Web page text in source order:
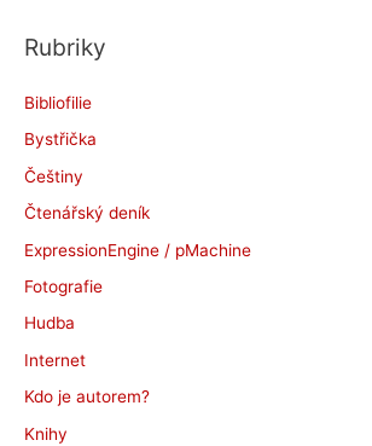
h
v
y
Rubriky
Bibliofilie
Bystřička
Češtiny
Čtenářský deník
ExpressionEngine / pMachine
Fotografie
Hudba
Internet
Kdo je autorem?
Knihy